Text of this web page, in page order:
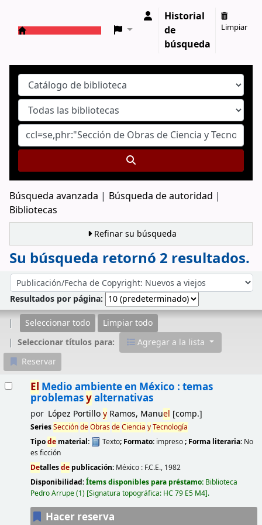
Historial
de
búsqueda
Limpiar
Búsqueda avanzada
Búsqueda de autoridad
Bibliotecas
Refinar su búsqueda
Su búsqueda retornó 2 resultados.
Ordenar por:
Resultados por página:
Seleccionar todo
Limpiar todo
Seleccionar títulos para:
Agregar a la lista
Reservar
El Medio ambiente en México : temas
problemasyalternativas
por López PortilloyRamos, Manuel [comp.]
SeriesSeccióndeObrasdeCiencia yTecnología
Tipodematerial: Texto; Formato: impreso; Forma literaria: No
es ficción
Detallesdepublicación: México : F.C.E., 1982
Disponibilidad:Ítems disponibles para préstamo: Biblioteca
Pedro Arrupe(1) Signatura topográfica: HC 79 E5 M4 .
Hacer reserva